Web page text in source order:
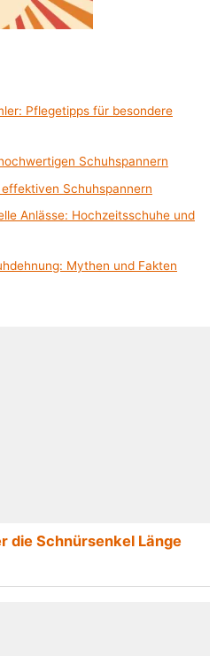
Pflegetipps für besondere
Schuhspannern
Schuhspannern
Anlässe: Hochzeitsschuhe und
Mythen und Fakten